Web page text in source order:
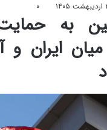
۰
به
ایران و